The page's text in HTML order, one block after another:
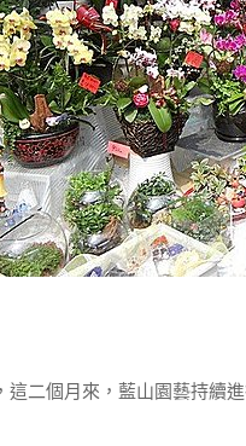
個月來，藍山園藝持續進